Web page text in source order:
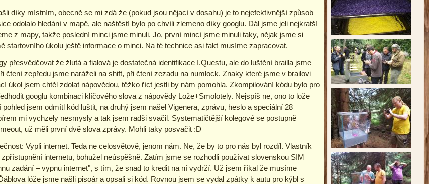
díky místním, obecně se mi zdá že (pokud jsou nějací v dosahu) je to nejefektivnější způsob
odolalo hledání v mapě, ale naštěstí bylo po chvíli zlemeno díky googlu. Dál jsme jeli nejkratší
z mapy, takže poslední minci jsme minuli. Jo, první mincí jsme minuli taky, nějak jsme si
startovního úkolu ještě informace o minci. Na té technice asi fakt musíme zapracovat.
přesvědčovat že žlutá a fialová je dostatečná identifikace I.Questu, ale do luštění brailla jsme
čtení zepředu jsme naráželi na shift, při čtení zezadu na numlock. Znaky které jsme v brailovi
úkol jsem chtěl zdolat nápovědou, těžko říct jestli by nám pomohla. Zkompilování kódu bylo pro
googlu kombinaci klíčového slova z nápovědy Lože+Smolotely. Nejspíš ne, ono to lože
jsem odmítl kód luštit, na druhý jsem našel Vigenera, zprávu, heslo a speciální 28
mi vychzely nesmysly a tak jsem radši svačil. Systematičtější kolegové se postupně
už měli první dvě slova zprávy. Mohli taky posvačit :D
Vypli internet. Teda ne celosvětově, jenom nám. Ne, že by to pro nás byl rozdíl. Vlastník
internetu, bohužel neúspěšně. Zatím jsme se rozhodli používat slovenskou SIM
zadání – vypnu internet", s tím, že snad to kredit na ní vydrží. Už jsem říkal že musíme
lóže jsme našli pisoár a opsali si kód. Rovnou jsem se vydal zpátky k autu pro kýbl s